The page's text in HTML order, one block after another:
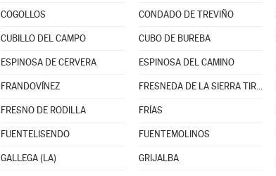
COGOLLOS CONDADO DE TREVIÑO
CUBILLO DEL CAMPO CUBO DE BUREBA
ESPINOSA DE CERVERA ESPINOSA DEL CAMINO
FRANDOVÍNEZ FRESNEDA DE LA SIERRA TIRÓN
FRESNO DE RODILLA FRÍAS
FUENTELISENDO FUENTEMOLINOS
GALLEGA (LA) GRIJALBA